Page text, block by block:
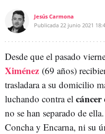
Jesús Carmona
Publicada 22 junio 2021
Desde que el pasado
Ximénez (69 años)
trasladara a su domicilio
luchando contra el
no se han separado de
Concha y Encarna, ni su